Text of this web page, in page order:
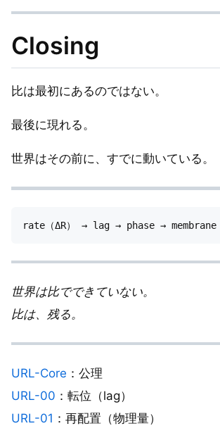
Closing
比は最初にあるのではない。
最後に現れる。
世界はその前に、すでに動いている。
世界は比でできていない。
比は、残る。
URL-Core ：公理
URL-00 ：転位（lag）
URL-01 ：再配置（物理量）